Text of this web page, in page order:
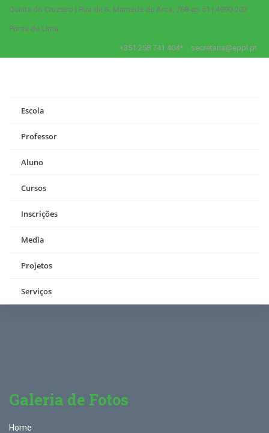
Quinta do Cruzeiro | Rua de S. Mamede de Arca, 768-ap 51 | 4990-202
Ponte de Lima
+351 258 741 404* secretaria@eppl.pt
Escola
Professor
Aluno
Cursos
Inscrições
Media
Projetos
Serviços
Galeria de Fotos
Home